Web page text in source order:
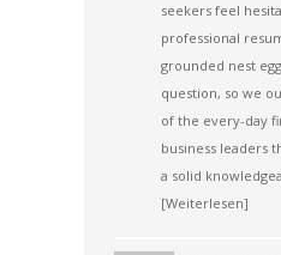
seekers feel
professional
grounded nest
question, so we
of the every-day
business leaders
a solid
[Weiterlesen]